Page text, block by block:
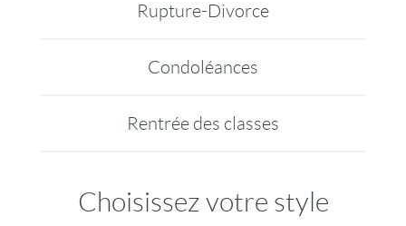
Rupture-Divorce
Condoléances
Rentrée des classes
Choisissez votre style